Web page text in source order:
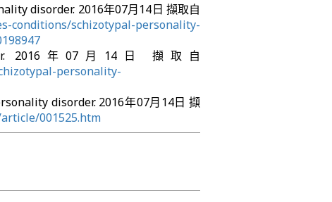
disorder. 2016年07月14日 擷取自
conditions/schizotypal-personality-
2016年07月14日 擷取自
personality-
disorder. 2016年07月14日 擷
001525.htm